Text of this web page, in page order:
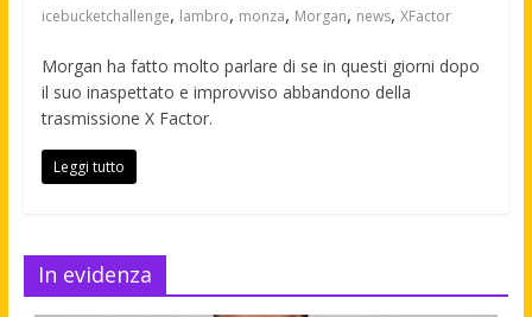
icebucketchallenge, lambro, monza, Morgan, news, XFactor
Morgan ha fatto molto parlare di se in questi giorni dopo
il suo inaspettato e improvviso abbandono della
trasmissione X Factor.
Leggi tutto
In evidenza